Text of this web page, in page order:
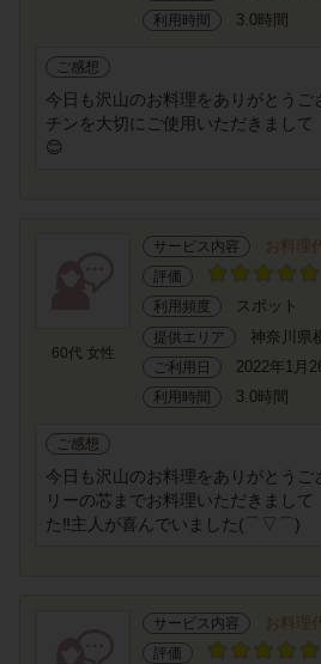
利用時間 3.0時間
ご感想
今日も沢山のお料理をありがとうご
チンを大切にご使用いただきまし
😊
60代 女性
サービス内容 お料理
評価
利用頻度
スポット
提供エリア 神奈川県
ご利用日 2022年1月
利用時間 3.0時間
ご感想
今日も沢山のお料理をありがとう
リーの芯までお料理いただきまし
た‼️主人が喜んでいました(⌒▽⌒)
サービス内容 お料理
評価